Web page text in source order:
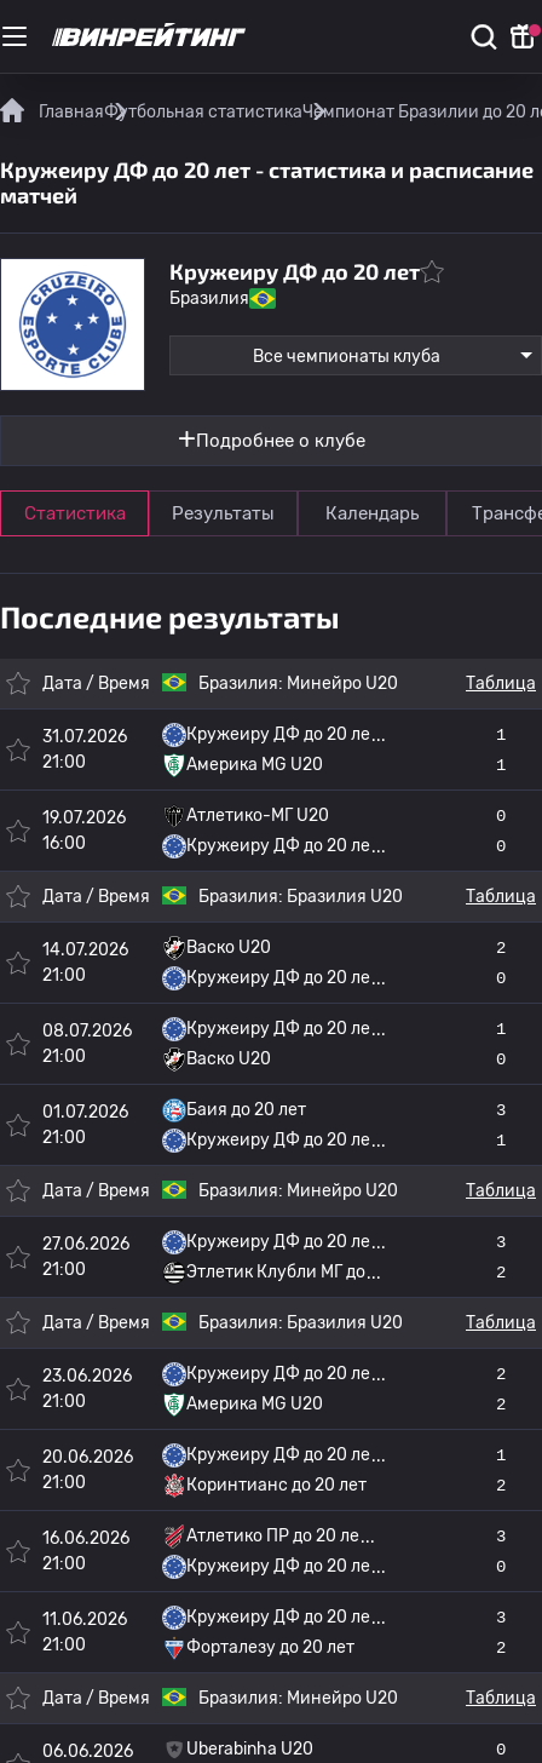
ГлавнаяФутбольная статистикаЧемпионат Бразилии до 20
Кружеиру ДФ до 20 лет - статистика и расписание
матчей
Кружеиру ДФ до 20 лет
Бразилия
Все чемпионаты клуба
Подробнее о клубе
Статистика Результаты Календарь
Последние результаты
Дата / Время Бразилия: Минейро U20 Таблица
31.07.2026
21:00
Кружеиру ДФ до 20 ле
Америка MG U20
1
1
19.07.2026
16:00
Атлетико-МГ U20
Кружеиру ДФ до 20 ле
0
0
Дата / Время Бразилия: Бразилия U20 Таблица
14.07.2026
21:00
Васко U20
Кружеиру ДФ до 20 ле
2
0
08.07.2026
21:00
Кружеиру ДФ до 20 ле
Васко U20
1
0
01.07.2026
21:00
Баия до 20 лет
Кружеиру ДФ до 20 ле
3
1
Дата / Время Бразилия: Минейро U20 Таблица
27.06.2026
21:00
Кружеиру ДФ до 20 ле
Этлетик Клубли МГ до
3
2
Дата / Время Бразилия: Бразилия U20 Таблица
23.06.2026
21:00
Кружеиру ДФ до 20 ле
Америка MG U20
2
2
20.06.2026
21:00
Кружеиру ДФ до 20 ле
Коринтианс до 20 лет
1
2
16.06.2026
21:00
Атлетико ПР до 20 ле
Кружеиру ДФ до 20 ле
3
0
11.06.2026
21:00
Кружеиру ДФ до 20 ле
Форталезу до 20 лет
3
2
Дата / Время Бразилия: Минейро U20 Таблица
06.06.2026
Uberabinha U20
0